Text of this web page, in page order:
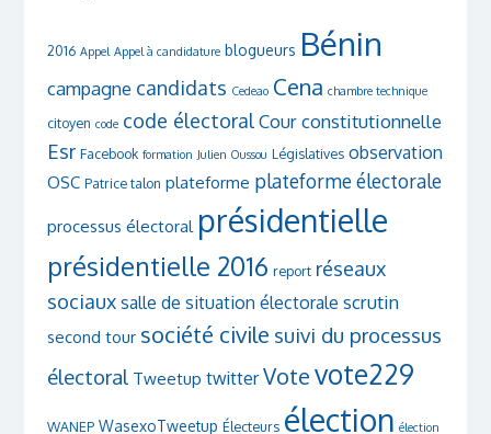
2016 Appel Appel à candidature blogueurs Bénin
campagne candidats Cedeao Cena chambre technique
citoyen code code électoral Cour constitutionnelle
Esr Facebook formation Julien Oussou Législatives observation
OSC Patrice talon plateforme plateforme électorale
processus électoral présidentielle
présidentielle 2016 report réseaux
sociaux salle de situation électorale scrutin
second tour société civile suivi du processus
électoral Tweetup twitter Votevote229
WANEP WasexoTweetup Électeurs élection élection